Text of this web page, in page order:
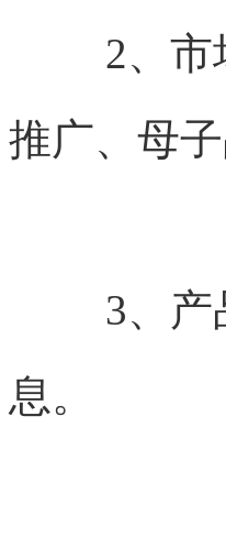
2、
推广、母子
3、
息。